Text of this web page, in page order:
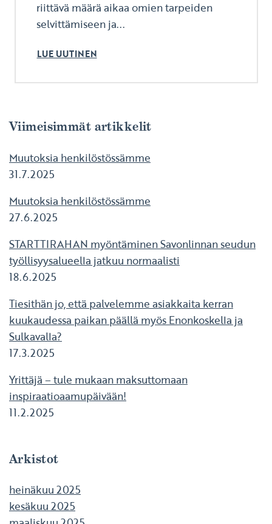
riittävä määrä aikaa omien tarpeiden
selvittämiseen ja...
LUE UUTINEN
Viimeisimmät artikkelit
Muutoksia henkilöstössämme
31.7.2025
Muutoksia henkilöstössämme
27.6.2025
STARTTIRAHAN myöntäminen Savonlinnan seudun
työllisyysalueella jatkuu normaalisti
18.6.2025
Tiesithän jo, että palvelemme asiakkaita kerran
kuukaudessa paikan päällä myös Enonkoskella ja
Sulkavalla?
17.3.2025
Yrittäjä – tule mukaan maksuttomaan
inspiraatioaamupäivään!
11.2.2025
Arkistot
heinäkuu 2025
kesäkuu 2025